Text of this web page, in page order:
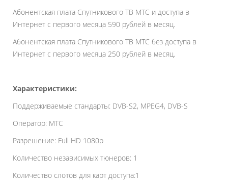
Абонентская плата Спутникового ТВ МТС и доступа в
Интернет с первого месяца 590 рублей в месяц.
Абонентская плата Спутникового ТВ МТС без доступа в
Интернет с первого месяца 250 рублей в месяц.
Характеристики:
Поддерживаемые стандарты: DVB-S2, MPEG4, DVB-S
Оператор: МТС
Разрешение: Full HD 1080p
Количество независимых тюнеров: 1
Количество слотов для карт доступа:1